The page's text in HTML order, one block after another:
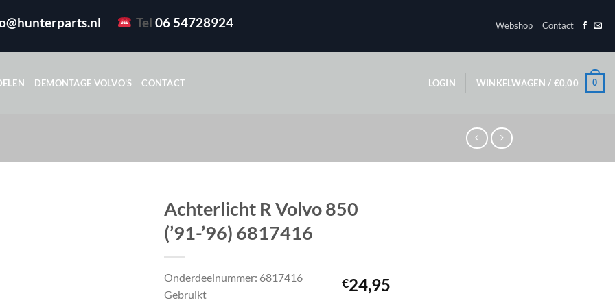
Tel 06 54728924 Webshop Contact
DEMONTAGE VOLVO’S CONTACT LOGIN WINKELWAGEN / €0,00 0
Achterlicht R Volvo 850
(’91-’96) 6817416
€24,95
Onderdeelnummer: 6817416
Gebruikt